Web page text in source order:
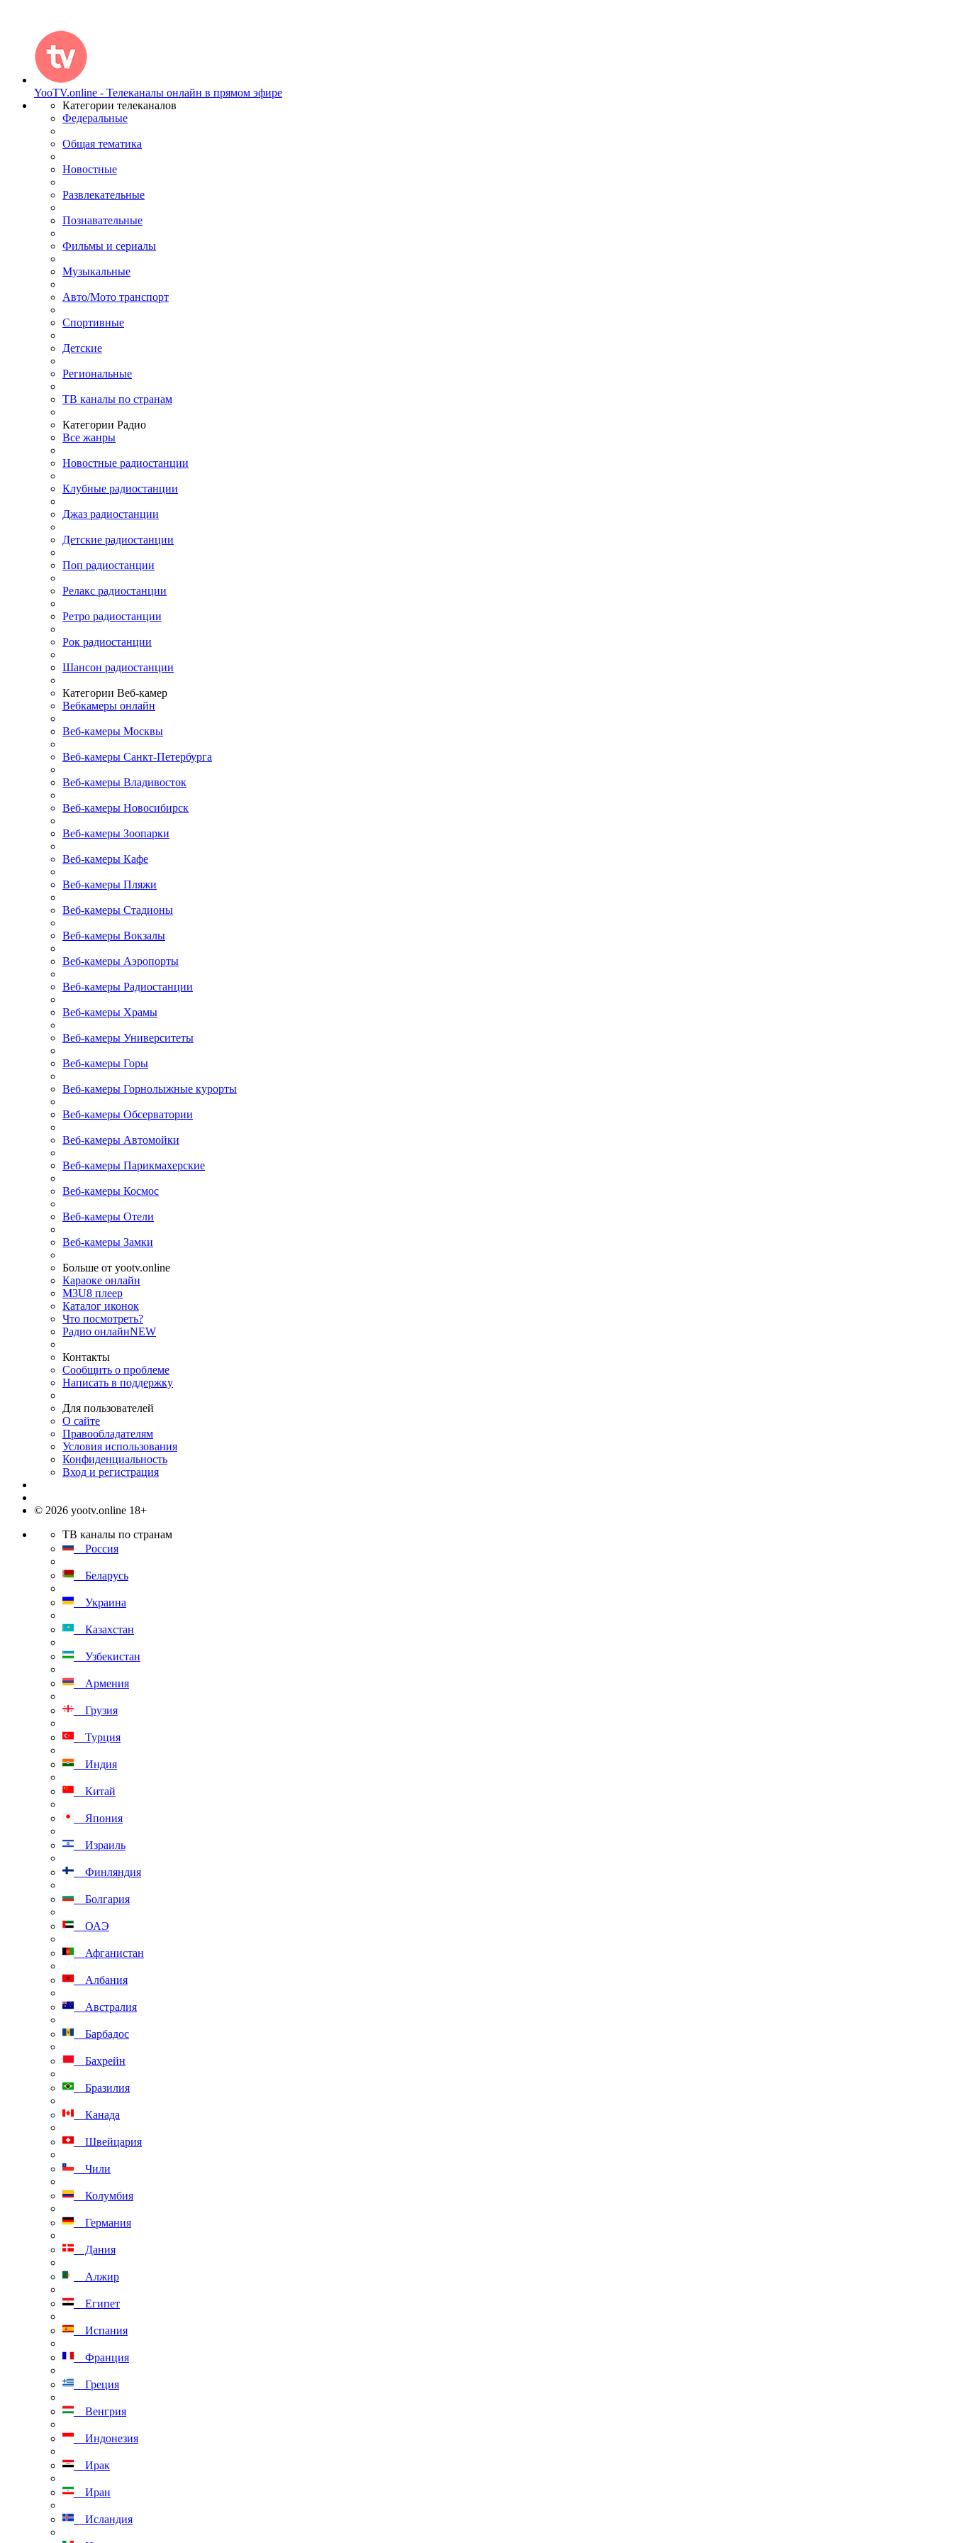
YooTV.online - Телеканалы онлайн в прямом эфире
Категории телеканалов
Федеральные
Общая тематика
Новостные
Развлекательные
Познавательные
Фильмы и сериалы
Музыкальные
Авто/Мото транспорт
Спортивные
Детские
Региональные
ТВ каналы по странам
Категории Радио
Все жанры
Новостные радиостанции
Клубные радиостанции
Джаз радиостанции
Детские радиостанции
Поп радиостанции
Релакс радиостанции
Ретро радиостанции
Рок радиостанции
Шансон радиостанции
Категории Веб-камер
Вебкамеры онлайн
Веб-камеры Москвы
Веб-камеры Санкт-Петербурга
Веб-камеры Владивосток
Веб-камеры Новосибирск
Веб-камеры Зоопарки
Веб-камеры Кафе
Веб-камеры Пляжи
Веб-камеры Стадионы
Веб-камеры Вокзалы
Веб-камеры Аэропорты
Веб-камеры Радиостанции
Веб-камеры Храмы
Веб-камеры Университеты
Веб-камеры Горы
Веб-камеры Горнолыжные курорты
Веб-камеры Обсерватории
Веб-камеры Автомойки
Веб-камеры Парикмахерские
Веб-камеры Космос
Веб-камеры Отели
Веб-камеры Замки
Больше от yootv.online
Караоке онлайн
M3U8 плеер
Каталог иконок
Что посмотреть?
Радио онлайнNEW
Контакты
Сообщить о проблеме
Написать в поддержку
Для пользователей
О сайте
Правообладателям
Условия использования
Конфиденциальность
Вход и регистрация
© 2026 yootv.online 18+
ТВ каналы по странам
Россия
Беларусь
Украина
Казахстан
Узбекистан
Армения
Грузия
Турция
Индия
Китай
Япония
Израиль
Финляндия
Болгария
ОАЭ
Афганистан
Албания
Австралия
Барбадос
Бахрейн
Бразилия
Канада
Швейцария
Чили
Колумбия
Германия
Дания
Алжир
Египет
Испания
Франция
Греция
Венгрия
Индонезия
Ирак
Иран
Исландия